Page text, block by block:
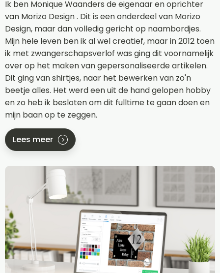
Ik ben Monique Waanders de eigenaar en oprichter
van Morizo Design . Dit is een onderdeel van Morizo
Design, maar dan volledig gericht op naambordjes.
Mijn hele leven ben ik al wel creatief, maar in 2012 toen
ik met zwangerschapsverlof was ging dit voornamelijk
over op het maken van gepersonaliseerde artikelen.
Dit ging van shirtjes, naar het bewerken van zo'n
beetje alles. Het werd een uit de hand gelopen hobby
en zo heb ik besloten om dit fulltime te gaan doen en
mijn baan op te zeggen.
Lees meer